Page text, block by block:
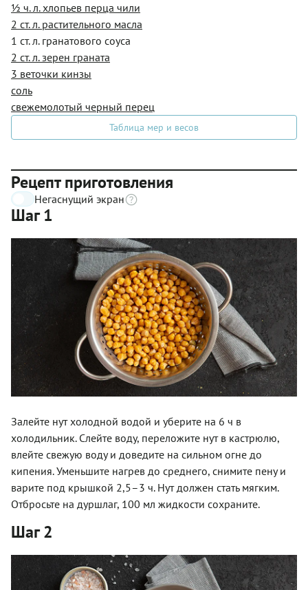
½ ч. л. хлопьев перца чили
2 ст. л. растительного масла
1 ст. л. гранатового соуса
2 ст. л. зерен граната
3 веточки кинзы
соль
свежемолотый черный перец
Таблица мер и весов
Рецепт приготовления
Негаснущий экран
Шаг 1
Залейте нут холодной водой и уберите на 6 ч в
холодильник. Слейте воду, переложите нут в кастрюлю,
влейте свежую воду и доведите на сильном огне до
кипения. Уменьшите нагрев до среднего, снимите пену и
варите под крышкой 2,5–3 ч. Нут должен стать мягким.
Отбросьте на дуршлаг, 100 мл жидкости сохраните.
Шаг 2